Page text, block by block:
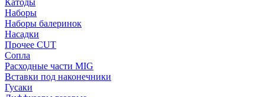
Катоды
Наборы
Наборы балеринок
Насадки
Прочее CUT
Сопла
Расходные части MIG
Вставки под наконечники
Гусаки